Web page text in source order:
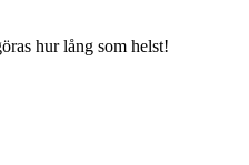
hur lång som helst!